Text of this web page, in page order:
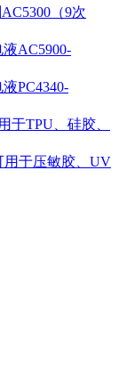
（9次
AC5900-
PC4340-
于TPU、硅胶、
用于压敏胶、UV